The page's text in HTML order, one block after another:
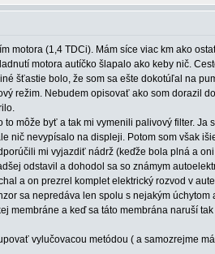
motora (1,4 TDCi). Mám síce viac km ako
motora autíčko šlapalo ako keby nič.
šťastie bolo, že som sa ešte dokotúľal na
režim. Nebudem opisovať ako som dorazil
môže byť a tak mi vymenili palivový filter. Ja
nič nevypísalo na displeji. Potom som však
mi vyjazdiť nádrž (keďže bola plná a
odstavil a dohodol sa so známym
a on prezrel komplet elektrický rozvod v
sa nepredáva len spolu s nejakým
a keď sa táto membrána naruší
vylučovacou metódou ( a samozrejme